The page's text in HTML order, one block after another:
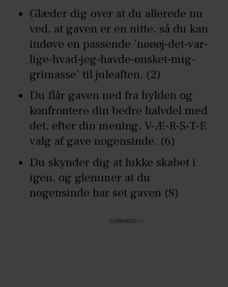
Glæder dig over at du allerede nu
ved, at gaven er en nitte, så du kan
indøve en passende ’nøøøj-det-var-
lige-hvad-jeg-havde-ønsket-mig-
grimasse’ til juleaften. (2)
Du flår gaven ned fra hylden og
konfrontere din bedre halvdel med
det, efter din mening, V-Æ-R-S-T-E
valg af gave nogensinde. (6)
Du skynder dig at lukke skabet i
igen, og glemmer at du
nogensinde har set gaven (8)
Annonce